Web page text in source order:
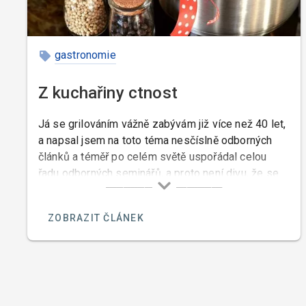
gastronomie
Z kuchařiny ctnost
Já se grilováním vážně zabývám již více než 40 let,
a napsal jsem na toto téma nesčíslně odborných
článků a téměř po celém světě uspořádal celou
řadu odborných seminářů, a proto není divu, že se
mě tolik lidí ptá na názor na pořad pana Pohlreicha
ukrdený, ale to že ze všech kuchařů kteří nejsou
sprostí jako on a kteří nemají komediantské vlohy,
ZOBRAZIT ČLÁNEK